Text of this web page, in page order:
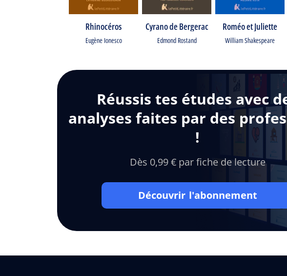
Rhinocéros
Eugène Ionesco
Cyrano de Bergerac
Edmond Rostand
Roméo et Juliette
William Shakespeare
Réussis tes études avec
analyses faites par des
!
Dès 0,99 € par fiche de lecture
Découvrir l'abonnement